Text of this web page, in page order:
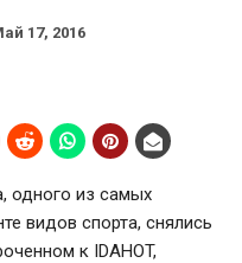
17, 2016
одного из самых
видов спорта, снялись
к IDAHOT,